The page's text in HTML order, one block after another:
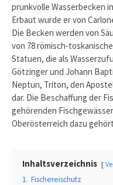
prunkvolle Wasserbecken
Erbaut wurde er von
Die Becken werden von
von 78 römisch-
Statuen, die als
Götzinger und Johann
Neptun, Triton, den
dar. Die Beschaffung der
gehörenden
Oberösterreich dazu
Inhaltsverzeichnis
1. Fischereischutz